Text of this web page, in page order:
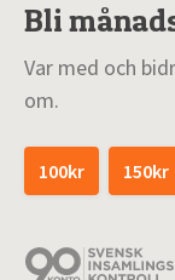
Bli
Var med och
om.
100kr 150kr